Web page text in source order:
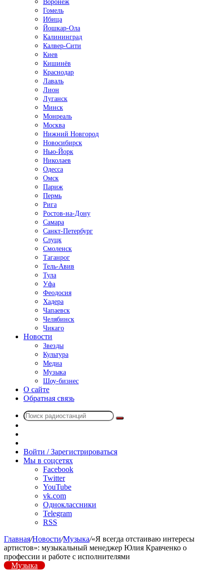
Воронеж
Гомель
Ибица
Йошкар-Ола
Калининград
Калвер-Сити
Киев
Кишинёв
Краснодар
Лаваль
Лион
Луганск
Минск
Монреаль
Москва
Нижний Новгород
Новосибирск
Нью-Йорк
Николаев
Одесса
Омск
Париж
Пермь
Рига
Ростов-на-Дону
Самара
Санкт-Петербург
Слуцк
Смоленск
Таганрог
Тель-Авив
Тула
Уфа
Феодосия
Хадера
Чапаевск
Челябинск
Чикаго
Новости
Звезды
Культура
Медиа
Музыка
Шоу-бизнес
О сайте
Обратная связь
Поиск
радио
Войти / Зарегистрироваться
Мы в соцсетях
Facebook
Twitter
YouTube
vk.com
Одноклассники
Telegram
RSS
Главная/Новости/Музыка/«Я всегда отстаиваю интересы
артистов»: музыкальный менеджер Юлия Кравченко о
профессии и работе с исполнителями
Музыка